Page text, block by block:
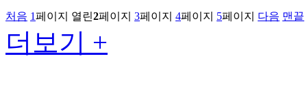
처음 1페이지 열린2페이지 3페이지 4페이지 5페이지 다음 맨끝
더보기 +